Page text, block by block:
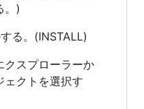
。)
る。(INSTALL)
クスプローラーか
ェクトを選択す